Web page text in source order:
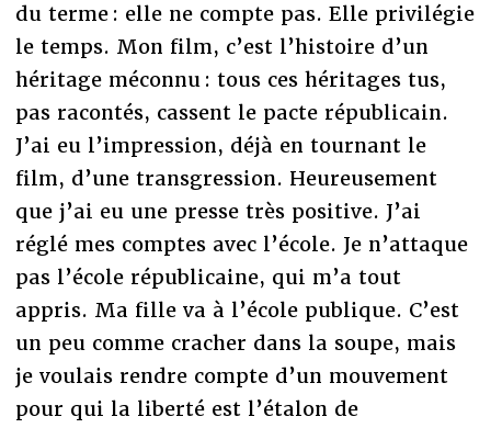
du terme : elle ne compte pas. Elle privilégie
le temps. Mon film, c’est l’histoire d’un
héritage méconnu : tous ces héritages tus,
pas racontés, cassent le pacte républicain.
J’ai eu l’impression, déjà en tournant le
film, d’une transgression. Heureusement
que j’ai eu une presse très positive. J’ai
réglé mes comptes avec l’école. Je n’attaque
pas l’école républicaine, qui m’a tout
appris. Ma fille va à l’école publique. C’est
un peu comme cracher dans la soupe, mais
je voulais rendre compte d’un mouvement
pour qui la liberté est l’étalon de